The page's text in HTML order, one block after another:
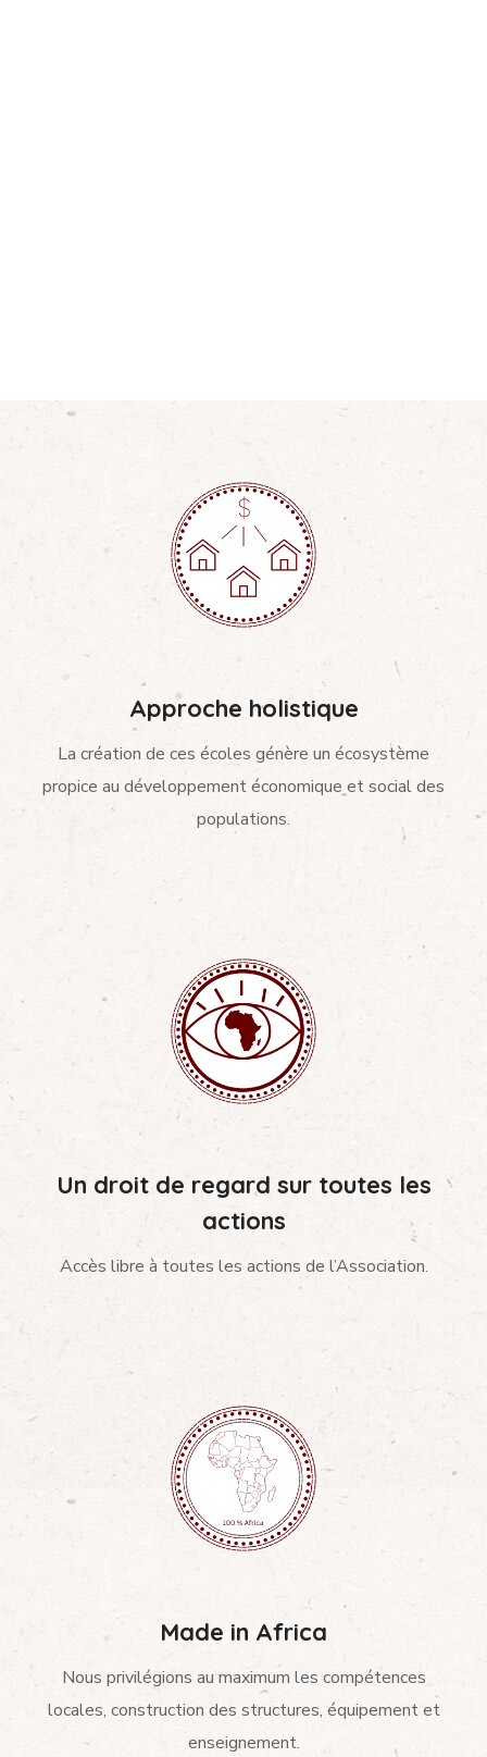
Approche holistique
La création de ces écoles génère un écosystème
propice au développement économique et social des
populations.
Un droit de regard sur toutes les
actions
Accès libre à toutes les actions de l’Association.
Made in Africa
Nous privilégions au maximum les compétences
locales, construction des structures, équipement et
enseignement.